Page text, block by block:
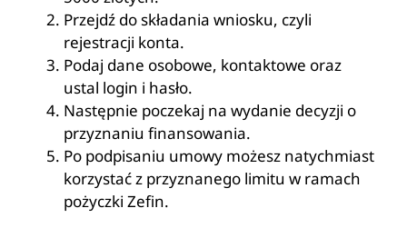
Przejdź do składania wniosku, czyli
rejestracji konta.
Podaj dane osobowe, kontaktowe oraz
ustal login i hasło.
Następnie poczekaj na wydanie decyzji o
przyznaniu finansowania.
Po podpisaniu umowy możesz natychmiast
korzystać z przyznanego limitu w ramach
pożyczki Zefin.